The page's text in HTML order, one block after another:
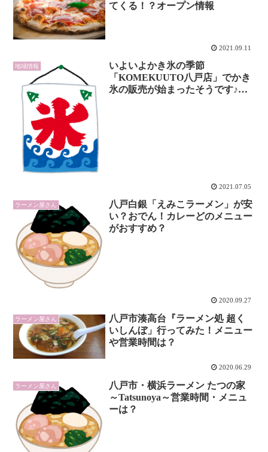
てくる！？オープン情報
2021.09.11
地域情報
いよいよかき氷の季節
「KOMEKUUTO八戸店」でかき
氷の販売が始まったそうです♪そ
2021.07.05
ラーメン屋さん
八戸白銀「えみこラーメン」が安
い？おでん！カレーどのメニュー
がおすすめ？
2020.09.27
ラーメン屋さん
八戸市湊高台『ラーメン処 超く
いしんぼ」行ってみた！メニュー
や営業時間は？
2020.06.29
ラーメン屋さん
八戸市・横浜ラーメン たつの家
～Tatsunoya～営業時間・メニュ
ーは？